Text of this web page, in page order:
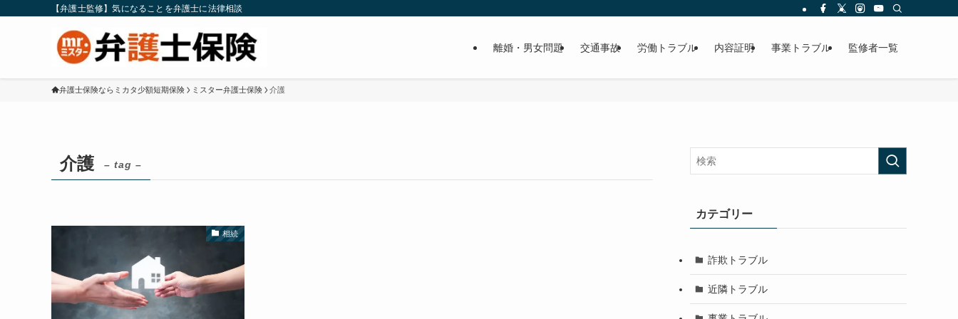
【弁護士監修】気になることを弁護士に法律相談
離婚・男女問題 交通事故 労働トラブル 内容証明 事業トラブル 監修者一覧
弁護士保険ならミカタ少額短期保険 ミスター弁護士保険 介護
介護 – tag –
相続
カテゴリー
詐欺トラブル
近隣トラブル